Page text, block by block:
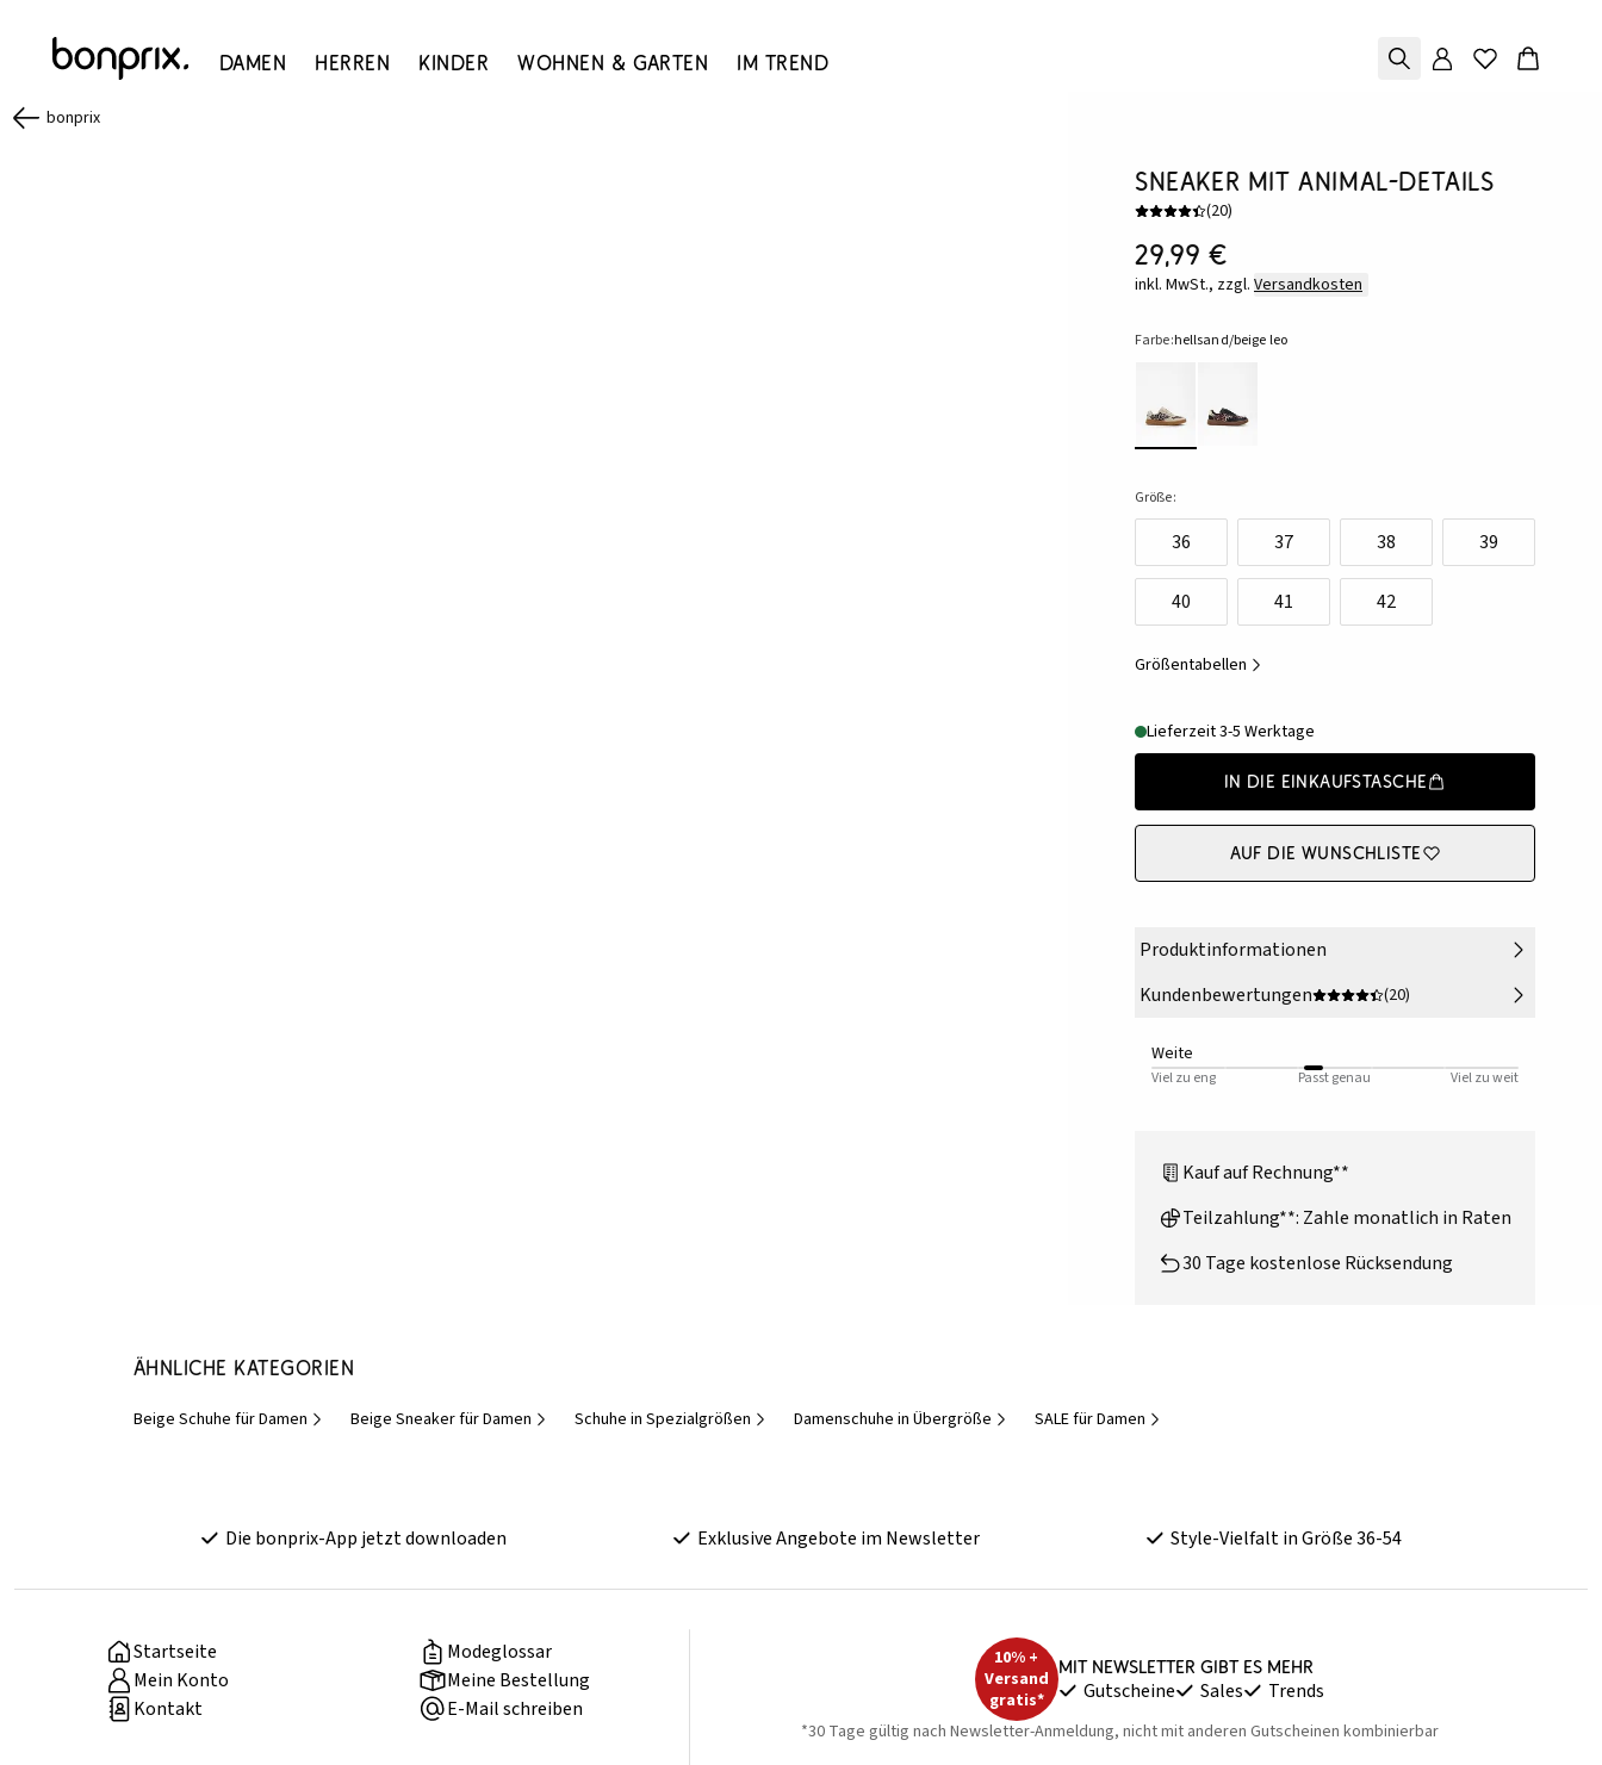
Damen Herren Kinder Wohnen & Garten Im Trend
bonprix
Sneaker mit Animal-Details
(20)
29,99 €
inkl. MwSt., zzgl. Versandkosten
Farbe:hellsand/beige leo
Größe:
36 37 38 39
40 41 42
Größentabellen
Lieferzeit 3-5 Werktage
In die Einkaufstasche
Auf die Wunschliste
Produktinformationen
Kundenbewertungen
(20)
Weite
Viel zu eng Passt genau Viel zu weit
Kauf auf Rechnung**
Teilzahlung**: Zahle monatlich in Raten
30 Tage kostenlose Rücksendung
Ähnliche Kategorien
Beige Schuhe für Damen Beige Sneaker für Damen Schuhe in Spezialgrößen Damenschuhe in Übergröße SALE für Damen
Die bonprix-App jetzt downloaden Exklusive Angebote im Newsletter Style-Vielfalt in Größe 36-54
Startseite
Modeglossar
Mein Konto
Meine Bestellung
Kontakt
E-Mail schreiben
10% +
Versand
gratis*
Mit Newsletter gibt es mehr
Gutscheine Sales Trends
*30 Tage gültig nach Newsletter-Anmeldung, nicht mit anderen Gutscheinen kombinierbar